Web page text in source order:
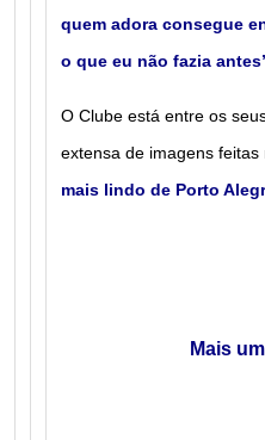
quem adora consegue
o que eu não fazia
O Clube está entre os
extensa de imagens
mais lindo de Porto
Mais